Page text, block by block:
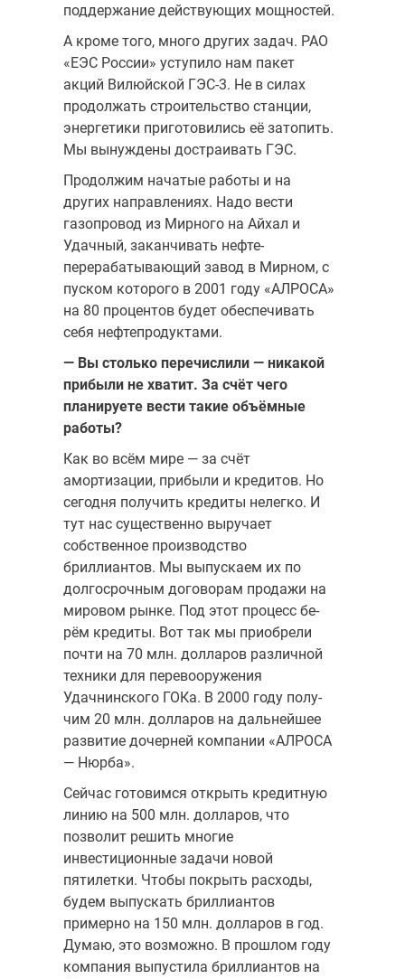
поддержание действующих мощностей.
А кроме того, много других задач. РАО
«ЕЭС России» уступило нам пакет
акций Вилюйской ГЭС-3. Не в силах
продолжать строитель­ство станции,
энергетики приготовились её затопить.
Мы вы­нуждены достраивать ГЭС.
Продолжим начатые работы и на
других направлениях. Надо вести
газопровод из Мирного на Айхал и
Удачный, заканчивать нефте­
перерабатывающий завод в Мирном, с
пуском которого в 2001 году «АЛРОСА»
на 80 процентов будет обеспечивать
себя нефтепродуктами.
— Вы столько перечислили — никакой
прибыли не хватит. За счёт чего
планируете вести такие объёмные
работы?
Как во всём мире — за счёт
амортизации, прибыли и кредитов. Но
сегодня получить кредиты нелегко. И
тут нас существенно выручает
собственное производство
бриллиантов. Мы выпускаем их по
долго­срочным договорам продажи на
мировом рынке. Под этот процесс бе­
рём кредиты. Вот так мы приобрели
почти на 70 млн. долларов различной
техники для перево­оружения
Удачнинского ГОКа. В 2000 году полу­
чим 20 млн. долларов на дальнейшее
развитие до­черней компании «АЛРО­СА
— Нюрба».
Сейчас готовимся от­крыть кредитную
линию на 500 млн. долларов, что
позволит решить многие
инвестиционные задачи новой
пятилетки. Чтобы покрыть расходы,
будем выпускать бриллиантов
примерно на 150 млн. долларов в год.
Думаю, это возможно. В прошлом году
компания выпустила бриллиантов на